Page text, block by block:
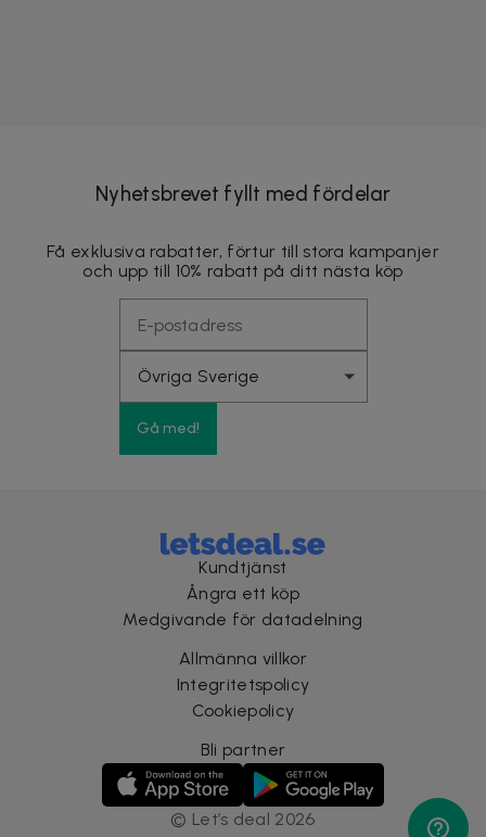
Nyhetsbrevet fyllt med fördelar
Få exklusiva rabatter, förtur till stora kampanjer
och upp till 10% rabatt på ditt nästa köp
Gå med!
Kundtjänst
Ångra ett köp
Medgivande för datadelning
Allmänna villkor
Integritetspolicy
Cookiepolicy
Bli partner
© Let’s deal 2026